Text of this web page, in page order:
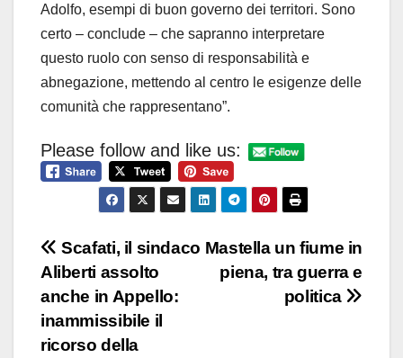
Adolfo, esempi di buon governo dei territori. Sono
certo – conclude – che sapranno interpretare
questo ruolo con senso di responsabilità e
abnegazione, mettendo al centro le esigenze delle
comunità che rappresentano”.
Please follow and like us:
Navigazione
articoli
Mastella un fiume in
piena, tra guerra e
politica
Scafati, il sindaco
Aliberti assolto
anche in Appello:
inammissibile il
ricorso della